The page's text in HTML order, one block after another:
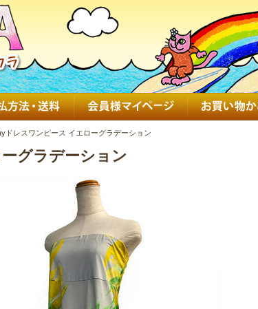
ドレスワンピース イエローグラデーション
グラデーション